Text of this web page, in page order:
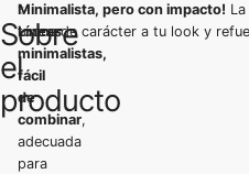
Sobre
el
producto
✨
Líneas
minimalistas,
fácil
de
combinar,
adecuada
para
Minimalista, pero con impacto!
toque de carácter a tu look y